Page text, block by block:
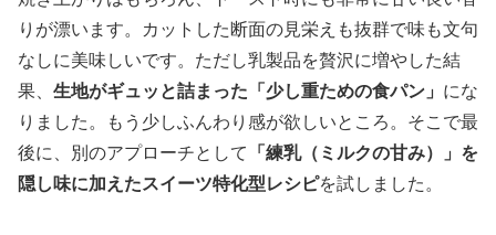
りが漂います。カットした断面の見栄えも抜群で味も文句
なしに美味しいです。ただし乳製品を贅沢に増やした結
果、 生地がギュッと詰まった「少し重ための食パン」 にな
りました。もう少しふんわり感が欲しいところ。そこで最
後に、別のアプローチとして
「練乳（ミルクの甘み）」を
隠し味に加えたスイーツ特化型レシピを試しました。